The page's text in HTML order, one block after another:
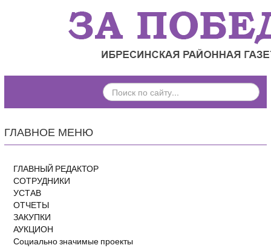
ПОИСК
ПО
ГЛАВНОЕ МЕНЮ
ГЛАВНЫЙ РЕДАКТОР
СОТРУДНИКИ
УСТАВ
ОТЧЕТЫ
ЗАКУПКИ
АУКЦИОН
Социально значимые проекты